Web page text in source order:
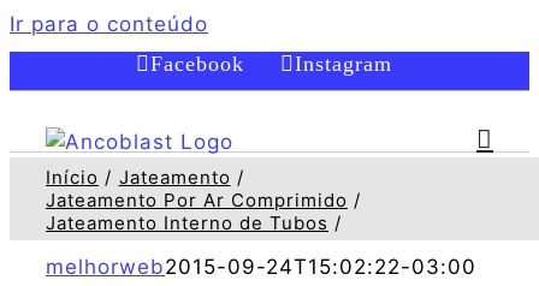
Ir para o conteúdo
Facebook
Instagram
Início
Jateamento
Jateamento Por Ar Comprimido
Jateamento Interno de Tubos
melhorweb2015-09-24T15:02:22-03:00